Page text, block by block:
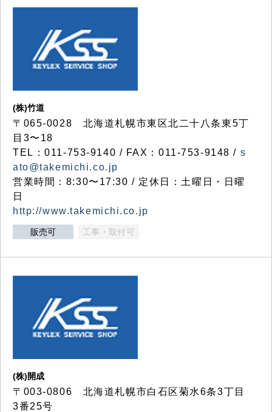
(株)竹道
〒065-0028 北海道札幌市東区北二十八条東5丁
目3〜18
TEL：011-753-9140 / FAX：011-753-9148 / s
ato@takemichi.co.jp
営業時間：8:30〜17:30 / 定休日：土曜日・日曜
日
http://www.takemichi.co.jp
販売可 工事・取付可
(株)開成
〒003-0806 北海道札幌市白石区菊水6条3丁目
3番25号